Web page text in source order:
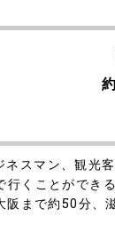
スマン、観光客
くことができ
まで約50分、